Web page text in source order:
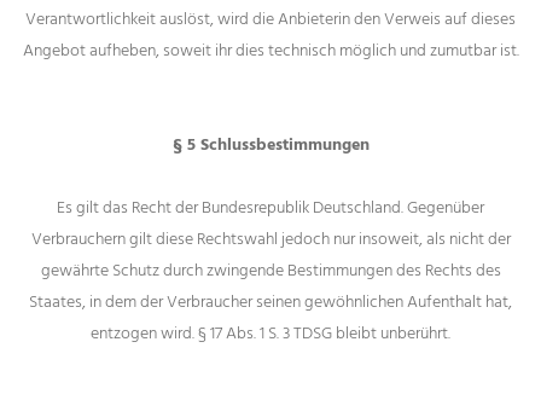
Verantwortlichkeit auslöst, wird die Anbieterin den Verweis auf dieses
Angebot aufheben, soweit ihr dies technisch möglich und zumutbar ist.
§ 5 Schlussbestimmungen
Es gilt das Recht der Bundesrepublik Deutschland. Gegenüber
Verbrauchern gilt diese Rechtswahl jedoch nur insoweit, als nicht der
gewährte Schutz durch zwingende Bestimmungen des Rechts des
Staates, in dem der Verbraucher seinen gewöhnlichen Aufenthalt hat,
entzogen wird. § 17 Abs. 1 S. 3 TDSG bleibt unberührt.